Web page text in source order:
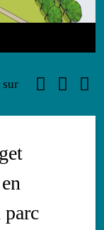
sur
Facebook
parc